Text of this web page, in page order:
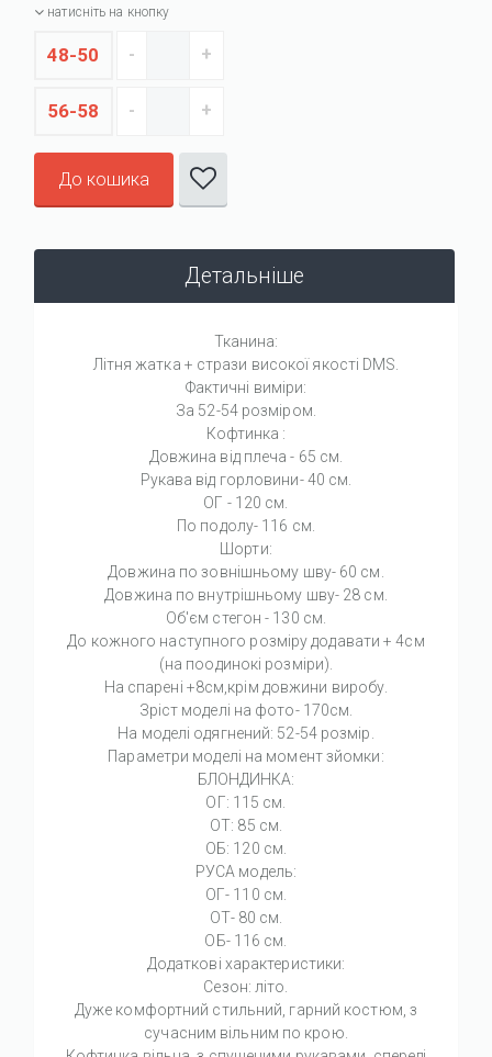
натисніть на кнопку
48-50
56-58
До кошика
Детальніше
Тканина:
Літня жатка + стрази високої якості DMS.
Фактичні виміри:
За 52-54 розміром.
Кофтинка :
Довжина від плеча - 65 см.
Рукава від горловини- 40 см.
ОГ - 120 см.
По подолу- 116 см.
Шорти:
Довжина по зовнішньому шву- 60 см.
Довжина по внутрішньому шву- 28 см.
Об'єм стегон - 130 см.
До кожного наступного розміру додавати + 4см
(на поодинокі розміри).
На спарені +8см,крім довжини виробу.
Зріст моделі на фото- 170см.
На моделі одягнений: 52-54 розмір.
Параметри моделі на момент зйомки:
БЛОНДИНКА:
ОГ: 115 см.
ОТ: 85 см.
ОБ: 120 см.
РУСА модель:
ОГ- 110 см.
ОТ- 80 см.
ОБ- 116 см.
Додаткові характеристики:
Сезон: літо.
Дуже комфортний стильний, гарний костюм, з
сучасним вільним по крою.